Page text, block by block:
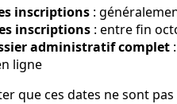
inscriptions :
inscriptions : entre fin
administratif complet
ligne
que ces dates ne sont